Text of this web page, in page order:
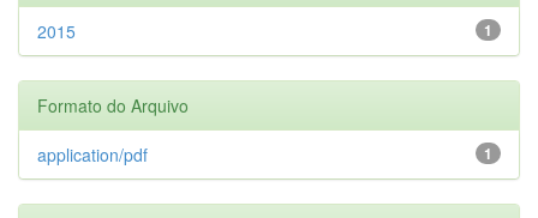
1
2015
Formato do Arquivo
1
application/pdf